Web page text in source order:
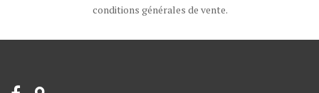
conditions générales de vente.